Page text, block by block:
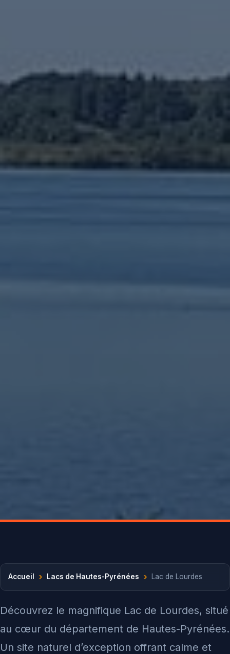
Accueil › Lacs de Hautes-Pyrénées › Lac de Lourdes
Découvrez le magnifique Lac de Lourdes, situé
au cœur du département de Hautes-Pyrénées.
Un site naturel d’exception offrant calme et